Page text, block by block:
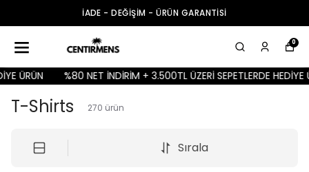
İADE - DEĞİŞİM - ÜRÜN GARANTİSİ
0
%80 NET İNDİRİM + 3.500TL ÜZERİ SEPETLERDE HEDİYE ÜRÜN
T-Shirts 270 ürün
Sırala